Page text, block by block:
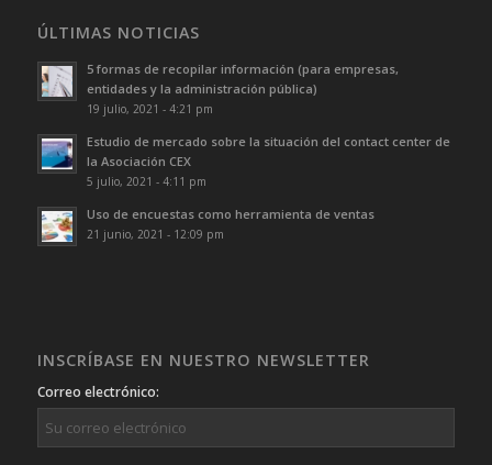
ÚLTIMAS NOTICIAS
5 formas de recopilar información (para empresas,
entidades y la administración pública)
19 julio, 2021 - 4:21 pm
Estudio de mercado sobre la situación del contact center de
la Asociación CEX
5 julio, 2021 - 4:11 pm
Uso de encuestas como herramienta de ventas
21 junio, 2021 - 12:09 pm
INSCRÍBASE EN NUESTRO NEWSLETTER
Correo electrónico: